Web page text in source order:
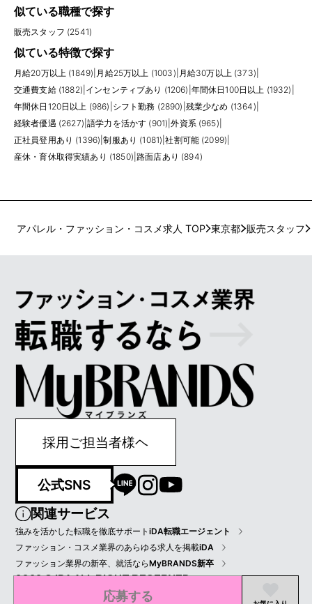
応募する
似ている職種で探す
販売スタッフ (2541)
似ている特徴で探す
月給20万以上 (1849) 月給25万以上 (1003) 月給30万以上 (373)
交通費支給 (1882) インセンティブあり (1206) 年間休日100日以上 (1932)
年間休日120日以上 (986) シフト勤務 (2890) 残業少なめ (1364)
経験者優遇 (2627) |語学力を活かす (901) |外資系 (965)
正社員登用あり (1396) |制服あり (1081) |社割可能 (2099)
産休・育休取得実績あり (1850) |路面店あり (894)
アパレル・ファッション・コスメ求人 TOP 東京都 販売スタッフ
採用ご担当者様ヘ
公式SNS
関連サービス
強みを活かした転職を徹底サポートiDA転職エージェント
ファッション・コスメ業界のあらゆる求人を掲載iDA
ファッション業界の新卒、就活ならMyBRANDS新卒
2022 © IDA ALL RIGHT RESERVED.
プライバシーポリシー会員規約